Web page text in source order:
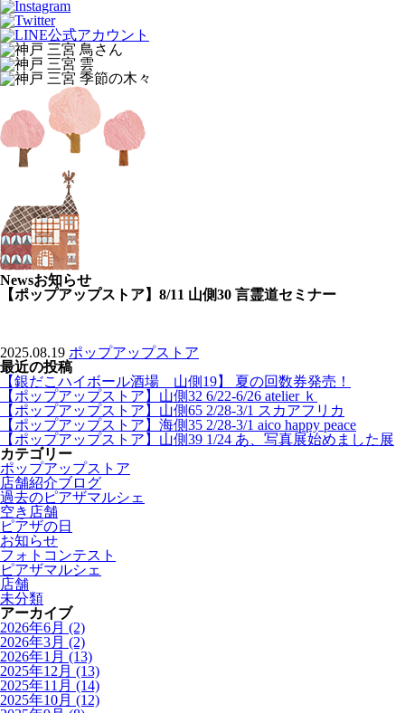
Newsお知らせ
【ポップアップストア】8/11 山側30 言霊道セミナー
2025.08.19 ポップアップストア
最近の投稿
【銀だこハイボール酒場 山側19】 夏の回数券発売！
【ポップアップストア】山側32 6/22-6/26 atelier ｋ
【ポップアップストア】山側65 2/28-3/1 スカアフリカ
【ポップアップストア】海側35 2/28-3/1 aico happy peace
【ポップアップストア】山側39 1/24 あ、写真展始めました展
カテゴリー
ポップアップストア
店舗紹介ブログ
過去のピアザマルシェ
空き店舗
ピアザの日
お知らせ
フォトコンテスト
ピアザマルシェ
店舗
未分類
アーカイブ
2026年6月 (2)
2026年3月 (2)
2026年1月 (13)
2025年12月 (13)
2025年11月 (14)
2025年10月 (12)